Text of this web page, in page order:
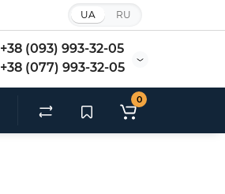
UA RU
+38 (093) 993-32-05
+38 (077) 993-32-05
0